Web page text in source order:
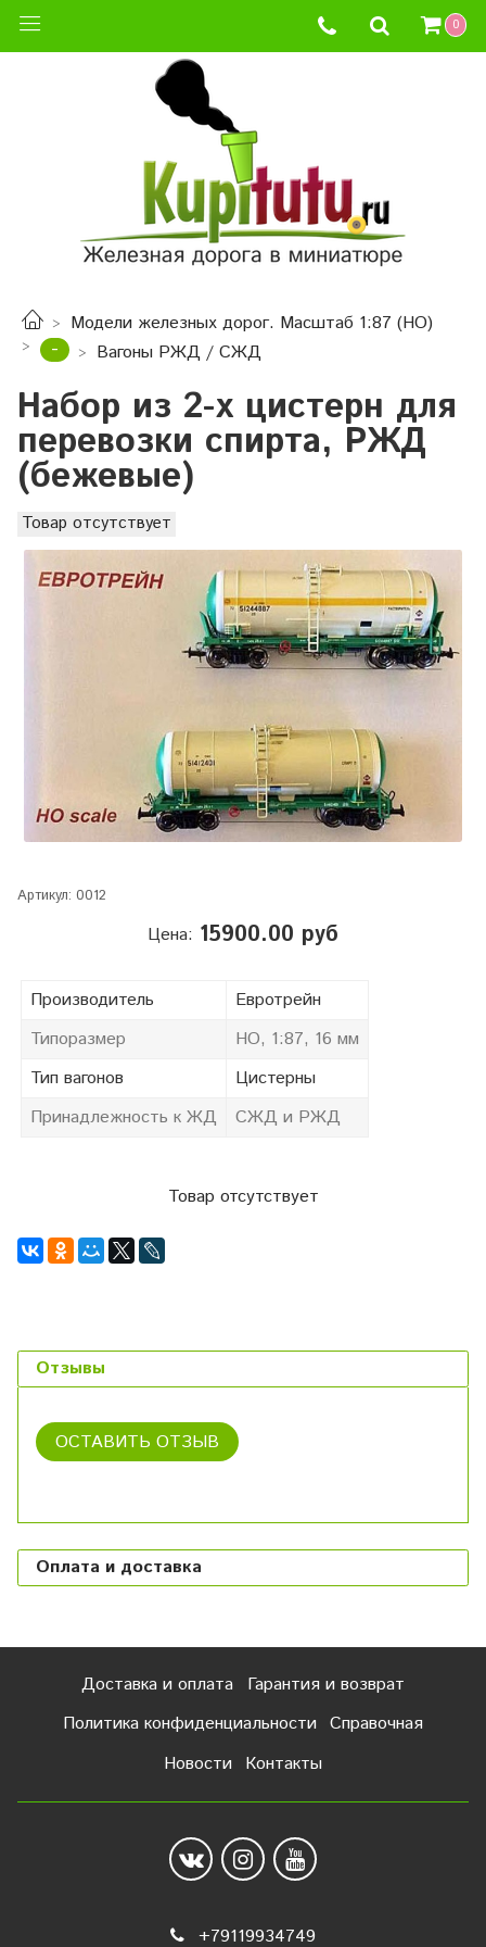
0
Модели железных дорог. Масштаб 1:87 (HO)
- Вагоны РЖД / СЖД
Набор из 2-х цистерн для
перевозки спирта, РЖД
(бежевые)
Товар отсутствует
Артикул: 0012
Цена: 15900.00 руб
Производитель
Евротрейн
Типоразмер
HO, 1:87, 16 мм
Тип вагонов
Цистерны
Принадлежность к ЖД
СЖД и РЖД
Товар отсутствует
Отзывы
ОСТАВИТЬ ОТЗЫВ
Оплата и доставка
Доставка и оплата
Гарантия и возврат
Политика конфиденциальности Справочная
Новости Контакты
+79119934749